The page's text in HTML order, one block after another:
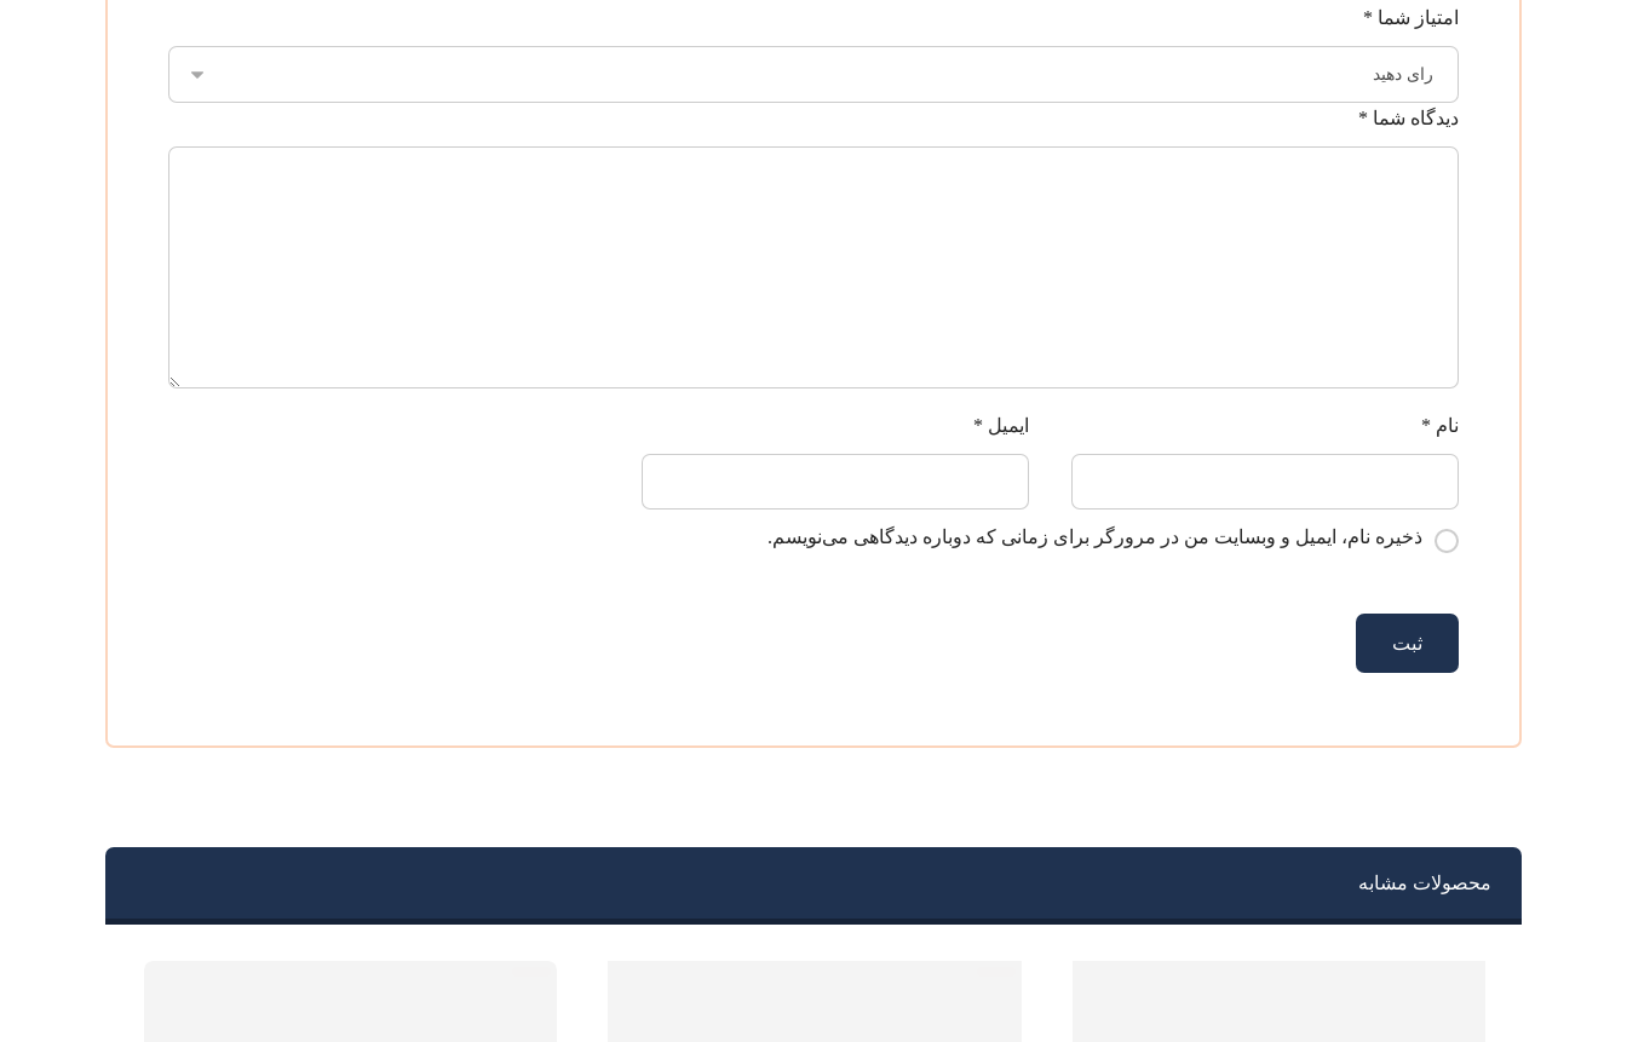
امتیاز شما *
دیدگاه شما *
نام * ایمیل *
ذخیره نام، ایمیل و وبسایت من در مرورگر برای زمانی که دوباره دیدگاهی می‌نویسم.
محصولات مشابه